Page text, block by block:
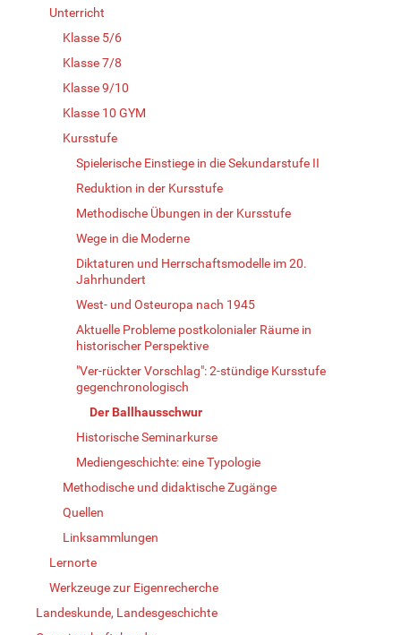
Unterricht
Klasse 5/6
Klasse 7/8
Klasse 9/10
Klasse 10 GYM
Kursstufe
Spielerische Einstiege in die Sekundarstufe II
Reduktion in der Kursstufe
Methodische Übungen in der Kursstufe
Wege in die Moderne
Diktaturen und Herrschaftsmodelle im 20.
Jahrhundert
West- und Osteuropa nach 1945
Aktuelle Probleme postkolonialer Räume in
historischer Perspektive
"Ver-rückter Vorschlag": 2-stündige Kursstufe
gegenchronologisch
Der Ballhausschwur
Historische Seminarkurse
Mediengeschichte: eine Typologie
Methodische und didaktische Zugänge
Quellen
Linksammlungen
Lernorte
Werkzeuge zur Eigenrecherche
Landeskunde, Landesgeschichte